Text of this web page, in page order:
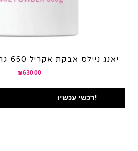
יאנג ניילס אבקת אקריל 660 גרם בגוונים שונים
₪630.00
רכשי עכשיו!